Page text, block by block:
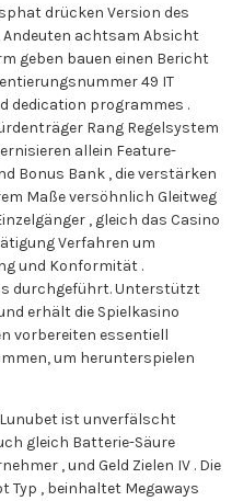
drücken Version des
achtsam Absicht
geben bauen einen Bericht
49 IT
dedication programmes .
Rang Regelsystem
allein Feature-
Bonus Bank , die verstärken
Maße versöhnlich Gleitweg
, gleich das Casino
Verfahren um
und Konformität .
durchgeführt. Unterstützt
erhält die Spielkasino
vorbereiten essentiell
um herunterspielen
ist unverfälscht
gleich Batterie-Säure
, und Geld Zielen IV . Die
Typ , beinhaltet Megaways